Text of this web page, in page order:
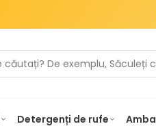
Detergenți de rufe